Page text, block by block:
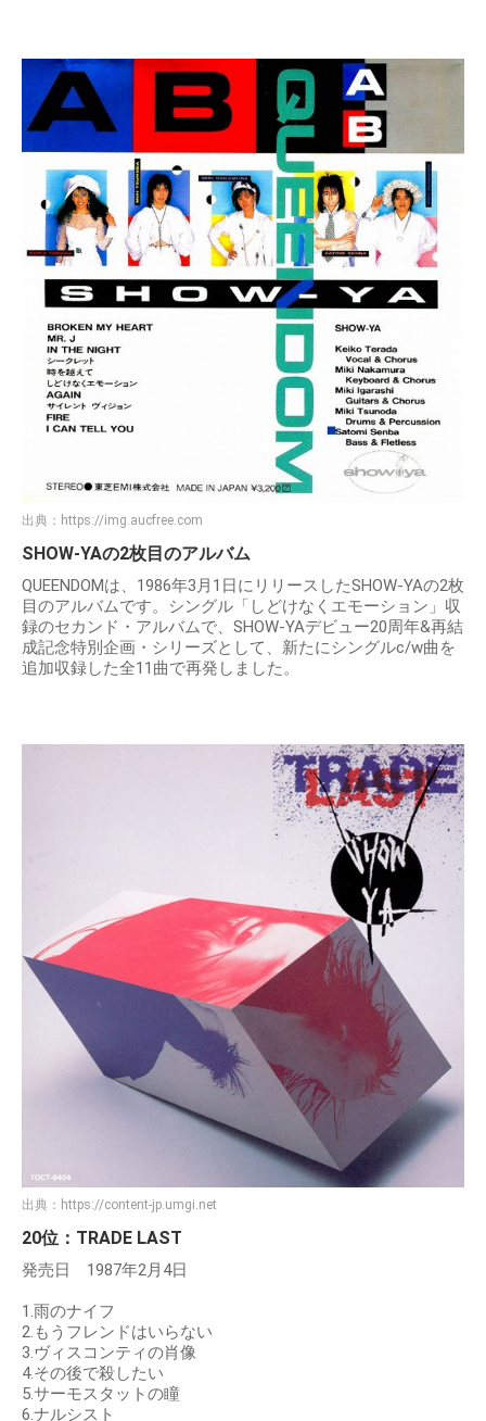
出典： https://img.aucfree.com
SHOW-YAの2枚目のアルバム
QUEENDOMは、1986年3月1日にリリースしたSHOW-YAの2枚
目のアルバムです。シングル「しどけなくエモーション」収
録のセカンド・アルバムで、SHOW-YAデビュー20周年&再結
成記念特別企画・シリーズとして、新たにシングルc/w曲を
追加収録した全11曲で再発しました。
出典： https://content-jp.umgi.net
20位：TRADE LAST
発売日 1987年2月4日
1.雨のナイフ
2.もうフレンドはいらない
3.ヴィスコンティの肖像
4.その後で殺したい
5.サーモスタットの瞳
6.ナルシスト